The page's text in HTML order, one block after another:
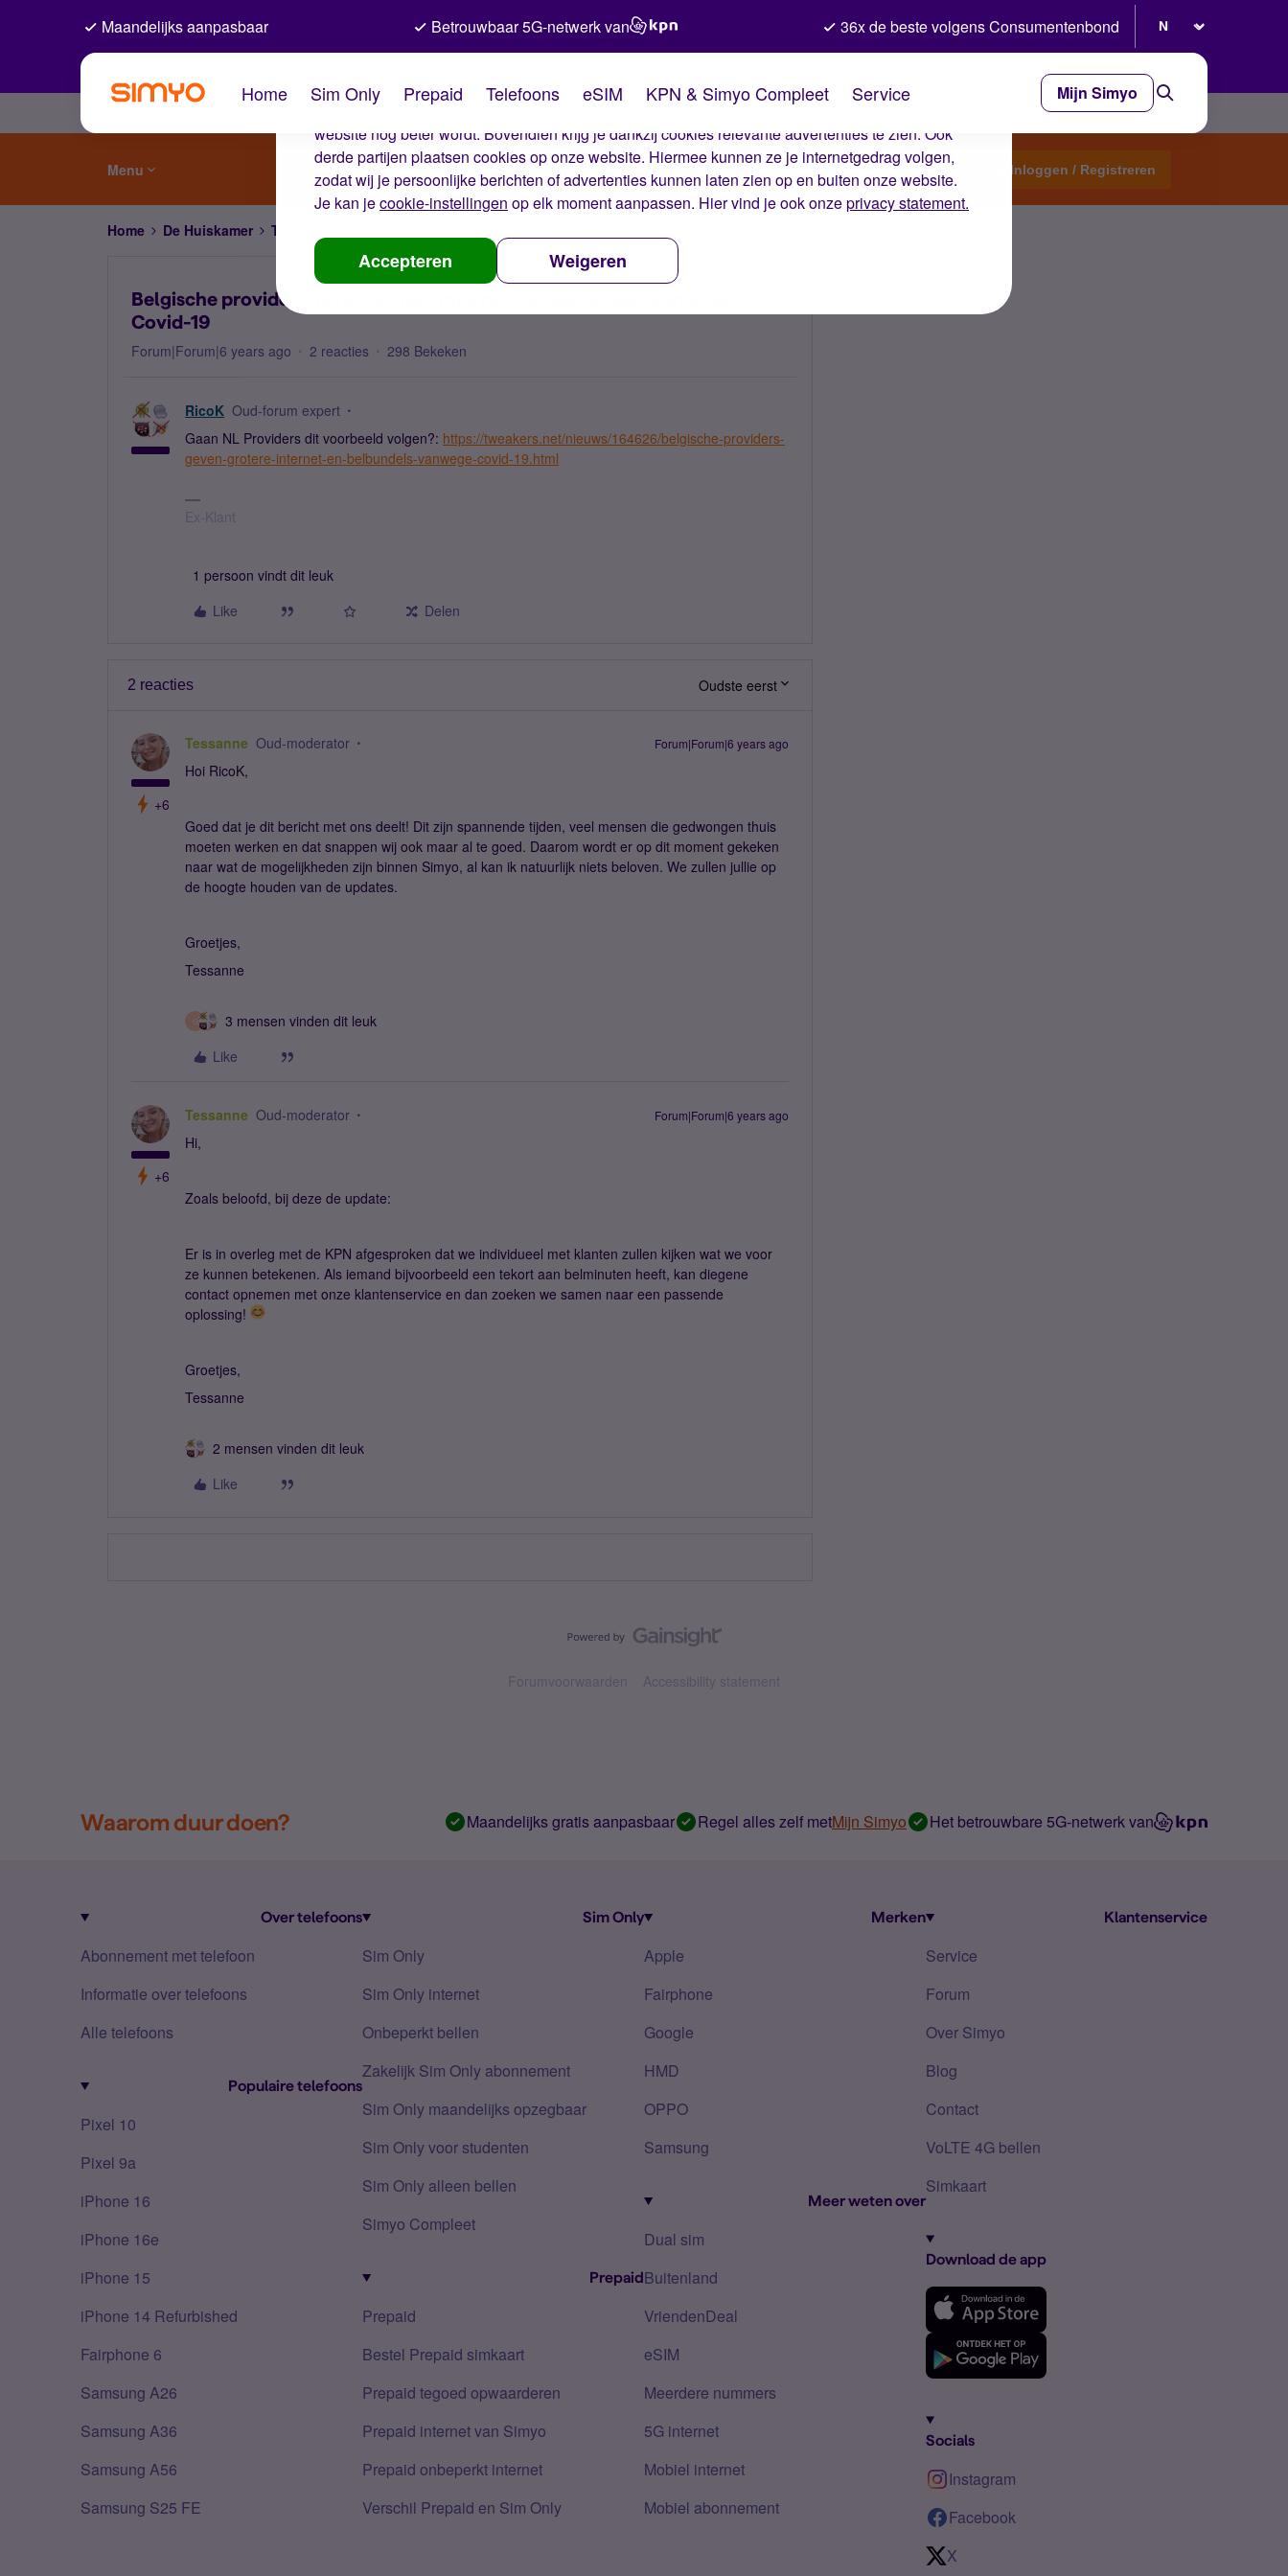
De cookies van Simyo
Wij gebruiken cookies op onze website. Met deze cookies zorgen wij ervoor dat je ervaring op de
website nog beter wordt. Bovendien krijg je dankzij cookies relevante advertenties te zien. Ook
derde partijen plaatsen cookies op onze website. Hiermee kunnen ze je internetgedrag volgen,
zodat wij je persoonlijke berichten of advertenties kunnen laten zien op en buiten onze website.
Je kan jecookie-instellingen op elk moment aanpassen. Hier vind je ook onzeprivacy statement.
Accepteren Weigeren
Maandelijks aanpasbaar Betrouwbaar 5G-netwerk van 36x de beste volgens Consumentenbond
Home Sim Only Prepaid Telefoons eSIM KPN & Simyo Compleet Service Mijn Simyo
Menu Start een topic Inloggen / Registreren
Home De Huiskamer Telecom weetjes en nieuwtjes
Belgische providers geven grotere internet- en belbundels vanwege
Covid-19
Forum|Forum|6 years ago 2 reacties 298 Bekeken
RicoK Oud-forum expert
Gaan NL Providers dit voorbeeld volgen?: https://tweakers.net/nieuws/164626/belgische-providers-
geven-grotere-internet-en-belbundels-vanwege-covid-19.html
Ex-Klant
1 persoon vindt dit leuk
Like
Delen
2 reacties Oudste eerst
+6
Tessanne Oud-moderator Forum|Forum|6 years ago
Hoi RicoK,
Goed dat je dit bericht met ons deelt! Dit zijn spannende tijden, veel mensen die gedwongen thuis
moeten werken en dat snappen wij ook maar al te goed. Daarom wordt er op dit moment gekeken
naar wat de mogelijkheden zijn binnen Simyo, al kan ik natuurlijk niets beloven. We zullen jullie op
de hoogte houden van de updates.
Groetjes,
Tessanne
G
3 mensen vinden dit leuk
Like
+6
Tessanne Oud-moderator Forum|Forum|6 years ago
Hi,
Zoals beloofd, bij deze de update:
Er is in overleg met de KPN afgesproken dat we individueel met klanten zullen kijken wat we voor
ze kunnen betekenen. Als iemand bijvoorbeeld een tekort aan belminuten heeft, kan diegene
contact opnemen met onze klantenservice en dan zoeken we samen naar een passende
oplossing!
Groetjes,
Tessanne
2 mensen vinden dit leuk
Like
Forumvoorwaarden Accessibility statement
Waarom duur doen? Maandelijks gratis aanpasbaar Regel alles zelf metMijn Simyo Het betrouwbare 5G-netwerk van
Over telefoons
Abonnement met telefoon
Informatie over telefoons
Alle telefoons
Populaire telefoons
Pixel 10
Pixel 9a
iPhone 16
iPhone 16e
iPhone 15
iPhone 14 Refurbished
Fairphone 6
Samsung A26
Samsung A36
Samsung A56
Samsung S25 FE
Sim Only
Sim Only
Sim Only internet
Onbeperkt bellen
Zakelijk Sim Only abonnement
Sim Only maandelijks opzegbaar
Sim Only voor studenten
Sim Only alleen bellen
Simyo Compleet
Prepaid
Prepaid
Bestel Prepaid simkaart
Prepaid tegoed opwaarderen
Prepaid internet van Simyo
Prepaid onbeperkt internet
Verschil Prepaid en Sim Only
Merken
Apple
Fairphone
Google
HMD
OPPO
Samsung
Meer weten over
Dual sim
Buitenland
VriendenDeal
eSIM
Meerdere nummers
5G internet
Mobiel internet
Mobiel abonnement
Klantenservice
Service
Forum
Over Simyo
Blog
Contact
VoLTE 4G bellen
Simkaart
Download de app
Socials
Instagram
Facebook
X